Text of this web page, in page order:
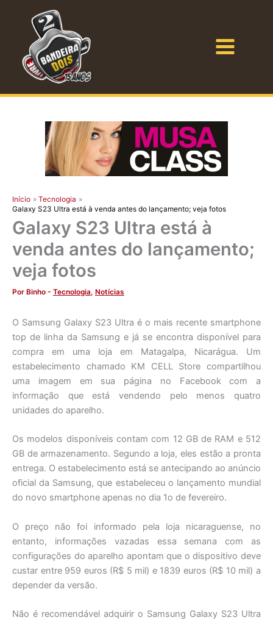
conteúdo
Início
Tecnologia
Galaxy S23 Ultra está à venda antes do lançamento; veja fotos
Galaxy S23 Ultra está à
venda antes do lançamento;
veja fotos
Por Binho - Tecnologia, Notícias
O Samsung Galaxy S23 Ultra é o mais recente smartphone
top de linha da Samsung e já se encontra disponível para
compra em uma loja em Matagalpa, Nicarágua. Um
estabelecimento chamado KM CELL Store compartilhou
uma imagem em sua página no Facebook com a
informação que está vendendo pelo menos quatro
unidades do aparelho.
Os modelos disponíveis contam com 12 GB de RAM e 512
GB de armazenamento. Segundo a loja, eles estão a pronta
entrega. O estabelecimento está se antecipando ao anúncio
oficial da Samsung, que estabeleceu o lançamento mundial
do novo smartphone apenas no dia 1o de fevereiro.
O preço não foi informado pela loja nicaraguense, no
entanto, informações vazadas essa semana com as
configurações do aparelho apontam que o dispositivo deve
custar entre 959 euros (R$ 5 mil) e 1839 euros (R$ 10 mil) a
depender da versão.
Não é recomendável adquirir o Samsung Galaxy S23 Ultra